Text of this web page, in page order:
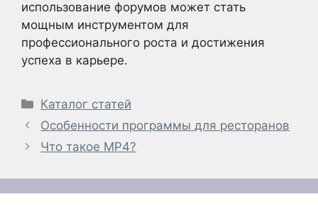
использование форумов может стать
мощным инструментом для
профессионального роста и достижения
успеха в карьере.
Рубрики
Каталог статей
Особенности программы для ресторанов
Что такое MP4?